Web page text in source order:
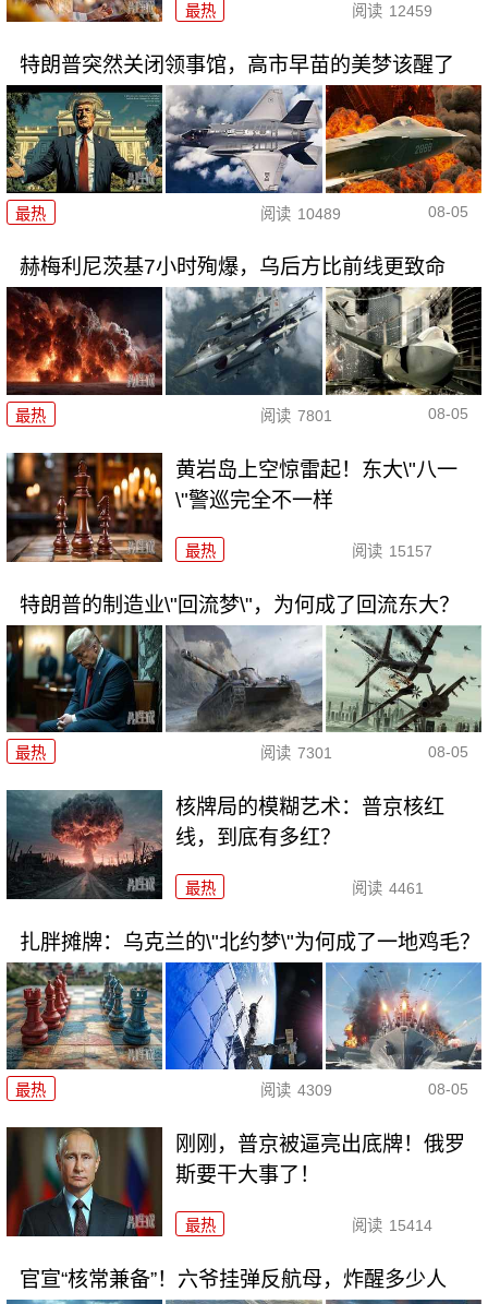
最热 阅读 12459
特朗普突然关闭领事馆，高市早苗的美梦该醒了
最热 阅读 10489 08-05
赫梅利尼茨基7小时殉爆，乌后方比前线更致命
最热 阅读 7801 08-05
黄岩岛上空惊雷起！东大\"八一
\"警巡完全不一样
最热 阅读 15157
特朗普的制造业\"回流梦\"，为何成了回流东大？
最热 阅读 7301 08-05
核牌局的模糊艺术：普京核红
线，到底有多红？
最热 阅读 4461
扎胖摊牌：乌克兰的\"北约梦\"为何成了一地鸡毛？
最热 阅读 4309 08-05
刚刚，普京被逼亮出底牌！俄罗
斯要干大事了！
最热 阅读 15414
官宣“核常兼备”！六爷挂弹反航母，炸醒多少人